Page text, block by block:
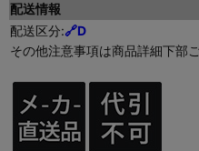
配送情報
配送区分:🔗D
その他注意事項は商品詳細下部